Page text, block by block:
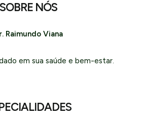
SOBRE NÓS
Raimundo Viana
em sua saúde e bem-estar.